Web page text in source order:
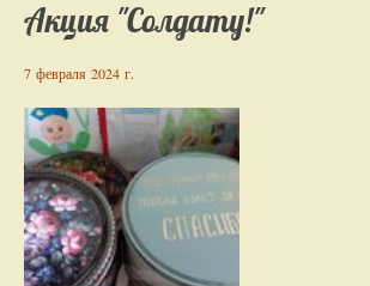
Акция "Солдату!"
7 февраля 2024 г.